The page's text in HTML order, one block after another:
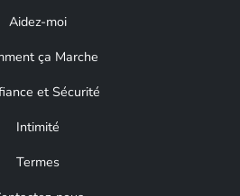
Aidez-moi
ça Marche
et Sécurité
Intimité
Termes